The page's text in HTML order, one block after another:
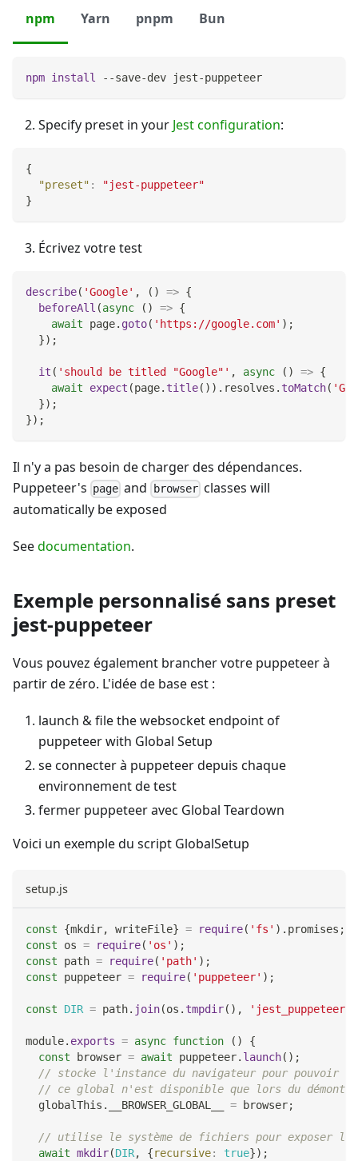
npm Yarn pnpm Bun
npm install --save-dev jest-puppeteer
Specify preset in your Jest configuration:
{
"preset" :
"jest-puppeteer"
}
Écrivez votre test
describe( 'Google' , ( ) => {
beforeAll (async ( ) => {
await page. goto( 'https://google.com' ) ;
}) ;
it ( 'should be titled "Google"' , async ( ) => {
await
expect (page. title( ) ) . resolves . toMatch(
}) ;
}) ;
Il n'y a pas besoin de charger des dépendances.
Puppeteer's page and browserclasses will
automatically be exposed
Seedocumentation.
Exemple personnalisé sans preset
jest-puppeteer
Vous pouvez également brancher votre puppeteer à
partir de zéro. L'idée de base est :
launch & file the websocket endpoint of
puppeteer with Global Setup
se connecter à puppeteer depuis chaque
environnement de test
fermer puppeteer avec Global Teardown
Voici un exemple du script GlobalSetup
setup.js
const {mkdir, writeFile} = require( 'fs' ) . promises ;
const os = require( 'os' ) ;
const path = require( 'path' ) ;
const puppeteer = require( 'puppeteer' ) ;
const DIR = path. join(os . tmpdir( ) ,
module. exports = async function ( )
{
const browser = await puppeteer. launch( ) ;
// stocke l'instance du navigateur pour pouvoir
// ce global n'est disponible que lors du
  globalThis
. __BROWSER_GLOBAL__ = browser;
// utilise le système de fichiers pour exposer le
await mkdir(DIR, {recursive: true}) ;